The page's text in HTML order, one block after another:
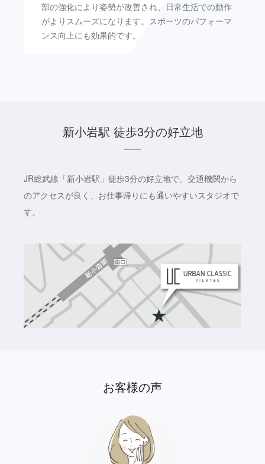
部の強化により姿勢が改善され、日常生活での動作
がよりスムーズになります。スポーツのパフォーマ
ンス向上にも効果的です。
新小岩駅 徒歩3分の好立地
JR総武線「新小岩駅」徒歩3分の好立地で、交通機関から
のアクセスが良く、お仕事帰りにも通いやすいスタジオで
す。
お客様の声